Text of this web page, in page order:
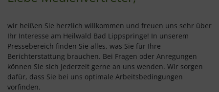
wir heißen Sie herzlich willkommen und freuen uns sehr über
Ihr Interesse am Heilwald Bad Lippspringe! In unserem
Pressebereich finden Sie alles, was Sie für Ihre
Berichterstattung brauchen. Bei Fragen oder Anregungen
können Sie sich jederzeit gerne an uns wenden. Wir sorgen
dafür, dass Sie bei uns optimale Arbeitsbedingungen
vorfinden.